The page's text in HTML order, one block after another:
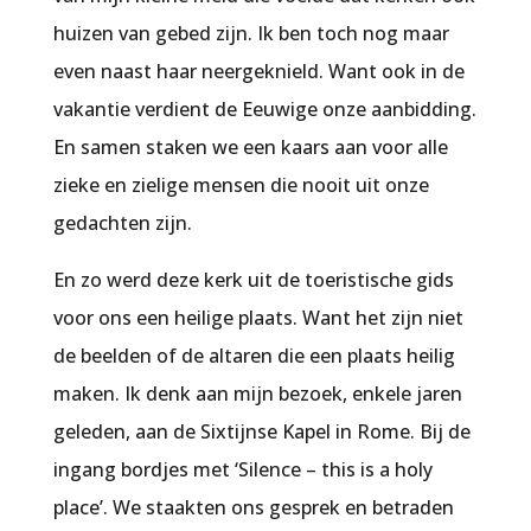
huizen van gebed zijn. Ik ben toch nog maar
even naast haar neergeknield. Want ook in de
vakantie verdient de Eeuwige onze aanbidding.
En samen staken we een kaars aan voor alle
zieke en zielige mensen die nooit uit onze
gedachten zijn.
En zo werd deze kerk uit de toeristische gids
voor ons een heilige plaats. Want het zijn niet
de beelden of de altaren die een plaats heilig
maken. Ik denk aan mijn bezoek, enkele jaren
geleden, aan de Sixtijnse Kapel in Rome. Bij de
ingang bordjes met ‘Silence – this is a holy
place’. We staakten ons gesprek en betraden